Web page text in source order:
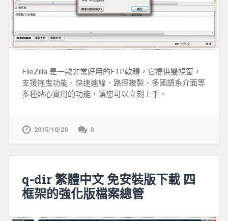
FileZilla 是一款非常好用的FTP軟體，它提供雙視窗，
支援拖曳功能、快速連線、路徑複製、多國語系介面等
多種貼心實用的功能，讓您可以立刻上手。
2015/10/20 0
q-dir 繁體中文 免安裝版下載 四
框架的強化版檔案總管